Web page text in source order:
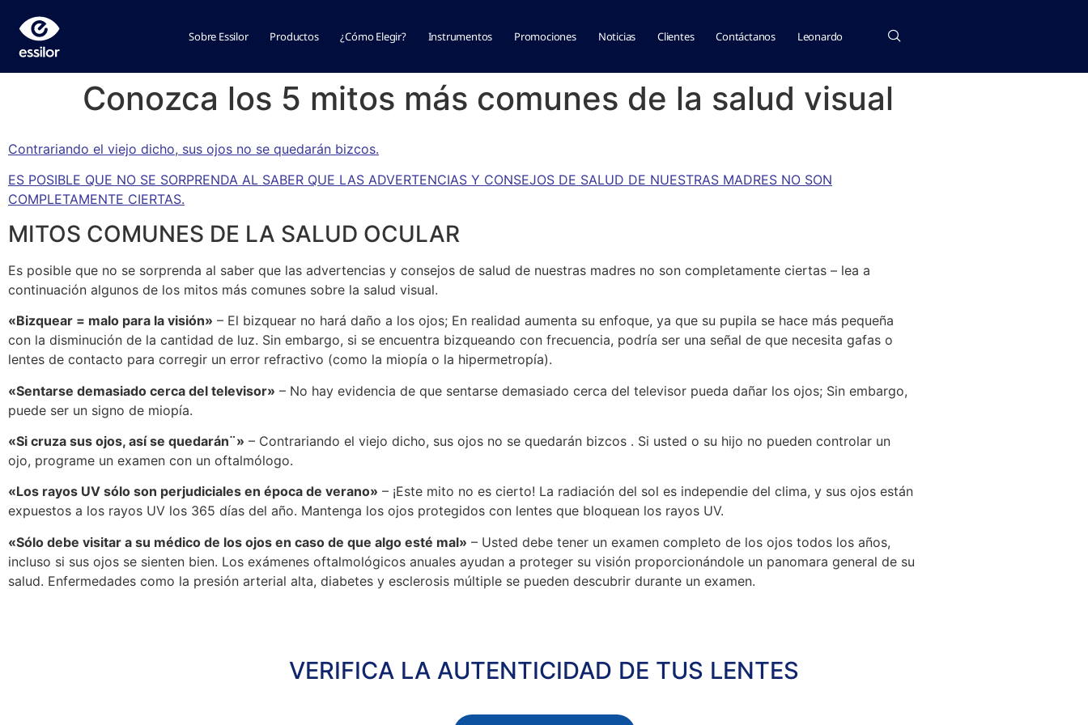
Sobre Essilor Productos ¿Cómo Elegir? Instrumentos Promociones Noticias Clientes Contáctanos Leonardo
Conozca los 5 mitos más comunes de la salud visual
Contrariando el viejo dicho, sus ojos no se quedarán bizcos.
ES POSIBLE QUE NO SE SORPRENDA AL SABER QUE LAS ADVERTENCIAS Y CONSEJOS DE SALUD DE NUESTRAS MADRES NO SON
COMPLETAMENTE CIERTAS.
MITOS COMUNES DE LA SALUD OCULAR
Es posible que no se sorprenda al saber que las advertencias y consejos de salud de nuestras madres no son completamente ciertas – lea a
continuación algunos de los mitos más comunes sobre la salud visual.
«Bizquear = malo para la visión» – El bizquear no hará daño a los ojos; En realidad aumenta su enfoque, ya que su pupila se hace más pequeña
con la disminución de la cantidad de luz. Sin embargo, si se encuentra bizqueando con frecuencia, podría ser una señal de que necesita gafas o
lentes de contacto para corregir un error refractivo (como la miopía o la hipermetropía).
«Sentarse demasiado cerca del televisor» – No hay evidencia de que sentarse demasiado cerca del televisor pueda dañar los ojos; Sin embargo,
puede ser un signo de miopía.
«Si cruza sus ojos, así se quedarán¨» – Contrariando el viejo dicho, sus ojos no se quedarán bizcos . Si usted o su hijo no pueden controlar un
ojo, programe un examen con un oftalmólogo.
«Los rayos UV sólo son perjudiciales en época de verano» – ¡Este mito no es cierto! La radiación del sol es independie del clima, y sus ojos están
expuestos a los rayos UV los 365 días del año. Mantenga los ojos protegidos con lentes que bloquean los rayos UV.
«Sólo debe visitar a su médico de los ojos en caso de que algo esté mal» – Usted debe tener un examen completo de los ojos todos los años,
incluso si sus ojos se sienten bien. Los exámenes oftalmológicos anuales ayudan a proteger su visión proporcionándole un panomara general de su
salud. Enfermedades como la presión arterial alta, diabetes y esclerosis múltiple se pueden descubrir durante un examen.
VERIFICA LA AUTENTICIDAD DE TUS LENTES